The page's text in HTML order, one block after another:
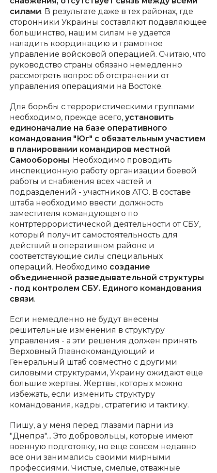
силами. В результате даже в тех районах, где
сторонники Украины составляют подавляющее
большинство, нашим силам не удается
наладить координацию и грамотное
управление войсковой операцией. Считаю, что
руководство страны обязано немедленно
рассмотреть вопрос об отстранении от
управления операциями на Востоке.
Для борьбы с террористическими группами
необходимо, прежде всего, установить
единоначалие на базе оперативного
командования "Юг" с обязательным участием
в планировании командиров местной
Самообороны. Необходимо проводить
инспекционную работу организации боевой
работы и снабжения всех частей и
подразделений - участников АТО. В составе
штаба необходимо ввести должность
заместителя командующего по
контртеррористической деятельности от СБУ,
который получит самостоятельность для
действий в оперативном районе и
соответствующие силы специальных
операций. Необходимо создание
объединенной разведывательной структуры
- под контролем СБУ. Единого командования
связи.
Если немедленно не будут внесены
решительные изменения в структуру
управления - а эти решения должен принять
Верховный Главнокомандующий и
Генеральный штаб совместно с другими
силовыми структурами, Украину ожидают еще
большие жертвы. Жертвы, которых можно
избежать, если изменить структуру
командования, кадры, стратегию и тактику.
Пишу, а у меня перед глазами парни из
"Днепра"... Это добровольцы, которые имеют
военную подготовку, но еще совсем недавно
все они занимались своими мирными
профессиями. Чистые, смелые, отважные